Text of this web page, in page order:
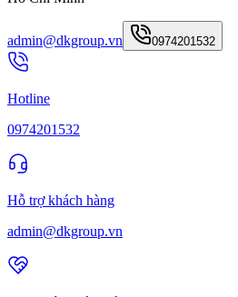
admin@dkgroup.vn 0974201532
Hotline
0974201532
Hỗ trợ khách hàng
admin@dkgroup.vn